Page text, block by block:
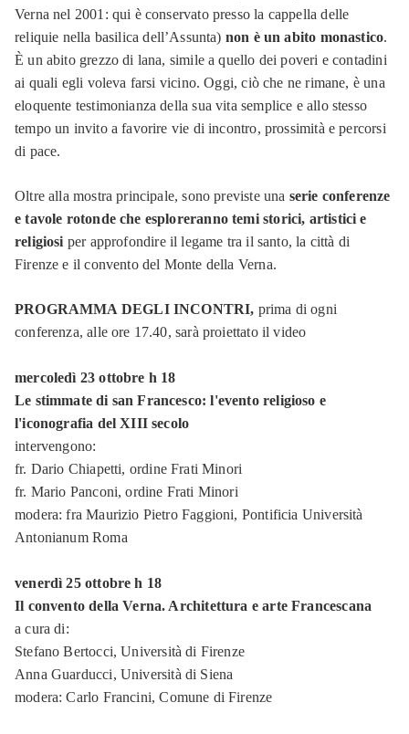
Verna nel 2001: qui è conservato presso la cappella delle
reliquie nella basilica dell’Assunta) non è un abito monastico.
È un abito grezzo di lana, simile a quello dei poveri e contadini
ai quali egli voleva farsi vicino. Oggi, ciò che ne rimane, è una
eloquente testimonianza della sua vita semplice e allo stesso
tempo un invito a favorire vie di incontro, prossimità e percorsi
di pace.
Oltre alla mostra principale, sono previste una serie conferenze
e tavole rotonde che esploreranno temi storici, artistici e
religiosi per approfondire il legame tra il santo, la città di
Firenze e il convento del Monte della Verna.
PROGRAMMA DEGLI INCONTRI, prima di ogni
conferenza, alle ore 17.40, sarà proiettato il video
mercoledì 23 ottobre h 18
Le stimmate di san Francesco: l'evento religioso e
l'iconografia del XIII secolo
intervengono:
fr. Dario Chiapetti, ordine Frati Minori
fr. Mario Panconi,ordine Frati Minori
modera: fra Maurizio Pietro Faggioni, Pontificia Università
Antonianum Roma
venerdì 25 ottobre h 18
Il convento della Verna. Architettura e arte Francescana
a cura di:
Stefano Bertocci,Università di Firenze
Anna Guarducci, Università di Siena
modera: Carlo Francini,Comune di Firenze